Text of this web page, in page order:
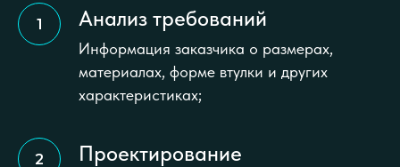
Анализ требований
Информация заказчика о размерах,
материалах, форме втулки и других
характеристиках;
Проектирование